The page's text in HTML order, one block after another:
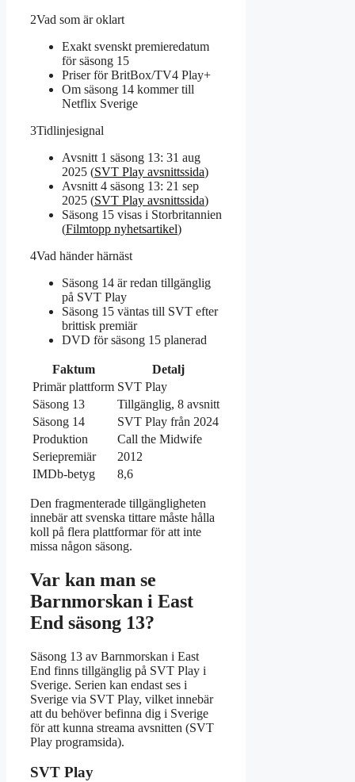
2Vad som är oklart
Exakt svenskt premieredatum
för säsong 15
Priser för BritBox/TV4 Play+
Om säsong 14 kommer till
Netflix Sverige
3Tidlinjesignal
Avsnitt 1 säsong 13: 31 aug
2025 (SVT Play avsnittssida)
Avsnitt 4 säsong 13: 21 sep
2025 (SVT Play avsnittssida)
Säsong 15 visas i Storbritannien
(Filmtopp nyhetsartikel)
4Vad händer härnäst
Säsong 14 är redan tillgänglig
på SVT Play
Säsong 15 väntas till SVT efter
brittisk premiär
DVD för säsong 15 planerad
Faktum
Detalj
Primär plattform SVT Play
Säsong 13
Tillgänglig, 8 avsnitt
Säsong 14
SVT Play från 2024
Produktion
Call the Midwife
Seriepremiär
2012
IMDb-betyg
8,6
Den fragmenterade tillgängligheten
innebär att svenska tittare måste hålla
koll på flera plattformar för att inte
missa någon säsong.
Var kan man se
Barnmorskan i East
End säsong 13?
Säsong 13 av Barnmorskan i East
End finns tillgänglig på SVT Play i
Sverige. Serien kan endast ses i
Sverige via SVT Play, vilket innebär
att du behöver befinna dig i Sverige
för att kunna streama avsnitten (SVT
Play programsida).
SVT Play